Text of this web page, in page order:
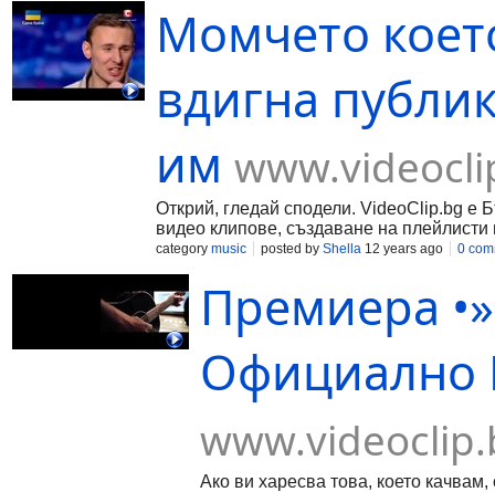
Момчето
вдигна
им
Открий, гледай сподели. VideoClip.bg е
видео клипове, създаване на плейлисти
category music posted by Shella 12 years ago 0
Премиера
Официално
Ако ви харесва това, което